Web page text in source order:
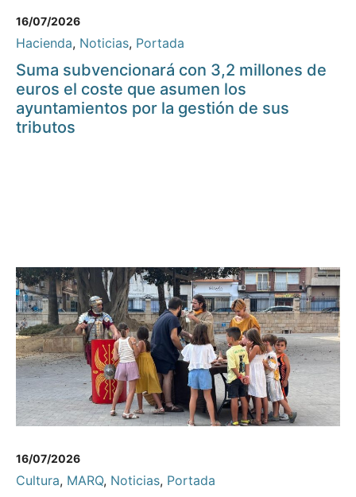
16/07/2026
Hacienda, Noticias, Portada
Suma subvencionará con 3,2 millones de
euros el coste que asumen los
ayuntamientos por la gestión de sus
tributos
16/07/2026
Cultura, MARQ, Noticias, Portada